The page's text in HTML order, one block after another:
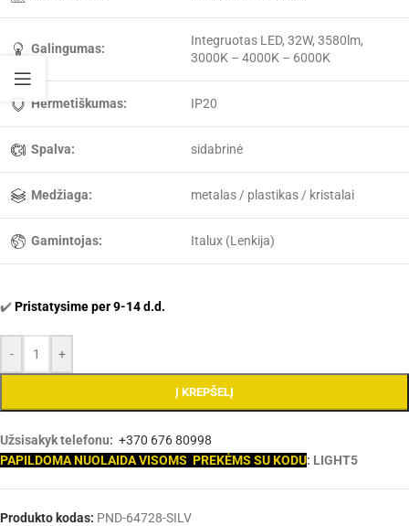
Galingumas:
Integruotas LED, 32W, 3580lm,
3000K – 4000K – 6000K
Hermetiškumas: IP20
Spalva: sidabrinė
Medžiaga: metalas / plastikas / kristalai
Gamintojas: Italux (Lenkija)
✔️Pristatysime per 9-14 d.d.
- +
Į KREPŠELĮ
Užsisakyk telefonu: +370 676 80998
PAPILDOMA NUOLAIDA VISOMS PREKĖMS SU KODU: LIGHT5
Produkto kodas: PND-64728-SILV